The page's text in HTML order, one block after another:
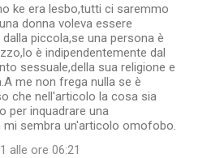
ke era lesbo,tutti ci saremmo
donna voleva essere
piccola,se una persona è
è indipendentemente dal
sessuale,della sua religione e
me non frega nulla se è
che nell'articolo la cosa sia
per inquadrare una
mi sembra un'articolo omofobo.
alle ore 06:21